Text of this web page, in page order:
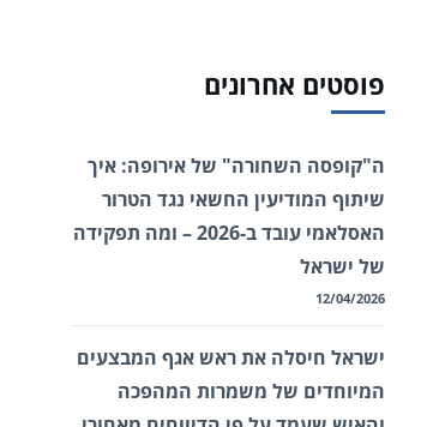
פוסטים אחרונים
ה"קופסה השחורה" של אירופה: איך
שיתוף המודיעין החשאי נגד הטרור
האסלאמי עובד ב-2026 – ומה תפקידה
של ישראל
12/04/2026
ישראל חיסלה את ראש אגף המבצעים
המיוחדים של משמרות המהפכה